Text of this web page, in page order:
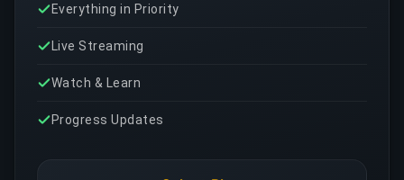
Everything in Priority
Live Streaming
Watch & Learn
Progress Updates